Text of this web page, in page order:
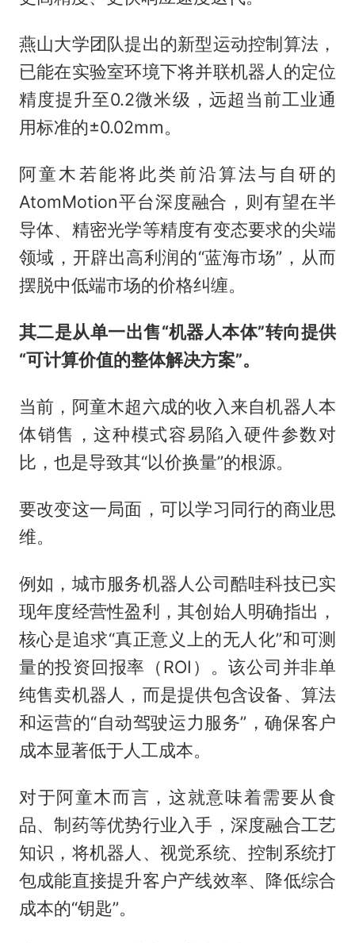
燕山大学团队提出的新型运动控制算法，
已能在实验室环境下将并联机器人的定位
精度提升至0.2微米级，远超当前工业通
用标准的±0.02mm。
阿童木若能将此类前沿算法与自研的
AtomMotion平台深度融合，则有望在半
导体、精密光学等精度有变态要求的尖端
领域，开辟出高利润的“蓝海市场”，从而
摆脱中低端市场的价格纠缠。
其二是从单一出售“机器人本体”转向提供
“可计算价值的整体解决方案”。
当前，阿童木超六成的收入来自机器人本
体销售，这种模式容易陷入硬件参数对
比，也是导致其“以价换量”的根源。
要改变这一局面，可以学习同行的商业思
维。
例如，城市服务机器人公司酷哇科技已实
现年度经营性盈利，其创始人明确指出，
核心是追求“真正意义上的无人化”和可测
量的投资回报率（ROI）。该公司并非单
纯售卖机器人，而是提供包含设备、算法
和运营的“自动驾驶运力服务”，确保客户
成本显著低于人工成本。
对于阿童木而言，这就意味着需要从食
品、制药等优势行业入手，深度融合工艺
知识，将机器人、视觉系统、控制系统打
包成能直接提升客户产线效率、降低综合
成本的“钥匙”。